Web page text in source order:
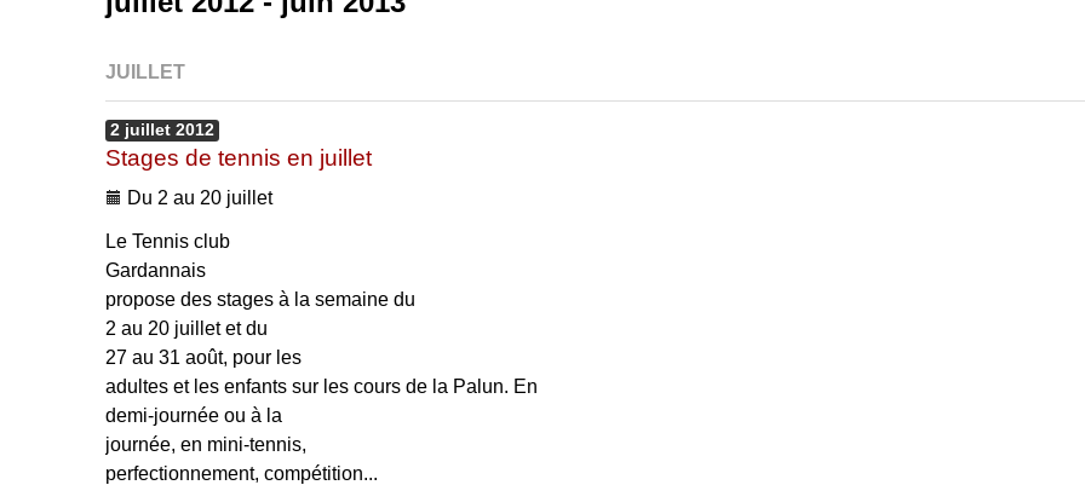
JUILLET
2 juillet 2012
Stages de tennis en juillet
Du 2 au 20 juillet
Le Tennis club
Gardannais
propose des stages à la semaine du
2 au 20 juillet et du
27 au 31 août, pour les
adultes et les enfants sur les cours de la Palun. En
demi-journée ou à la
journée, en mini-tennis,
perfectionnement, compétition...